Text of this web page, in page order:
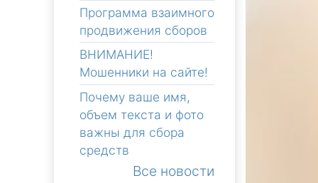
Программа взаимного
продвижения сборов
ВНИМАНИЕ!
Мошенники на сайте!
Почему ваше имя,
объем текста и фото
важны для сбора
средств
Все новости